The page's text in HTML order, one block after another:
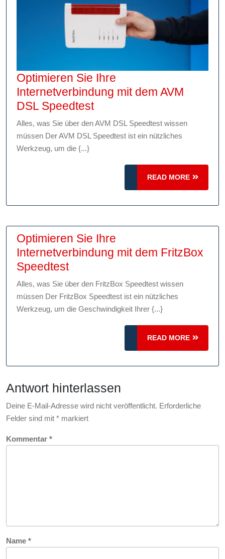
Optimieren Sie Ihre
Internetverbindung mit dem AVM
DSL SpeedtestOptimieren
Sie
Ihre
DSL
Alles, was Sie über den AVM DSL Speedtest wissen
müssen Der AVM DSL Speedtest ist ein nützliches
Werkzeug, um die {...}
READ MORE
READ
MORE
Optimieren Sie Ihre
Internetverbindung mit dem FritzBox
SpeedtestOptimieren
Sie
Ihre
Internetverbindung
Speedtest
Alles, was Sie über den FritzBox Speedtest wissen
müssen Der FritzBox Speedtest ist ein nützliches
Werkzeug, um die Geschwindigkeit Ihrer {...}
READ MORE
READ
MORE
Antwort hinterlassen
Deine E-Mail-Adresse wird nicht veröffentlicht. Erforderliche
Felder sind mit * markiert
Kommentar *
Name *